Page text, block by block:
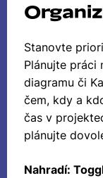
Stanovte
Plánujte práci
diagramu či
čem, kdy a
čas v
plánujte
Nahradí: